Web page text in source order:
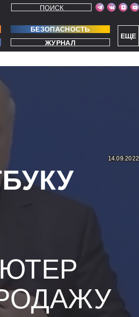
ЕЩЕ
ПОИСК
БЕЗОПАСНОСТЬ
ЖУРНАЛ
14.09.2022